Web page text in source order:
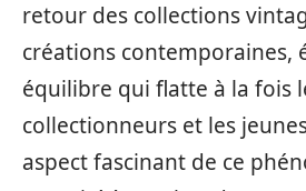
retour des collections
créations contemporaines,
équilibre qui flatte à la fois
collectionneurs et les
aspect fascinant de ce